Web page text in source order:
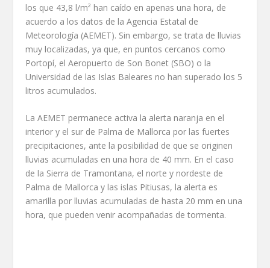
los que 43,8 l/m² han caído en apenas una hora, de
acuerdo a los datos de la Agencia Estatal de
Meteorología (AEMET). Sin embargo, se trata de lluvias
muy localizadas, ya que, en puntos cercanos como
Portopí, el Aeropuerto de Son Bonet (SBO) o la
Universidad de las Islas Baleares no han superado los 5
litros acumulados.
La AEMET permanece activa la alerta naranja en el
interior y el sur de Palma de Mallorca por las fuertes
precipitaciones, ante la posibilidad de que se originen
lluvias acumuladas en una hora de 40 mm. En el caso
de la Sierra de Tramontana, el norte y nordeste de
Palma de Mallorca y las islas Pitiusas, la alerta es
amarilla por lluvias acumuladas de hasta 20 mm en una
hora, que pueden venir acompañadas de tormenta.